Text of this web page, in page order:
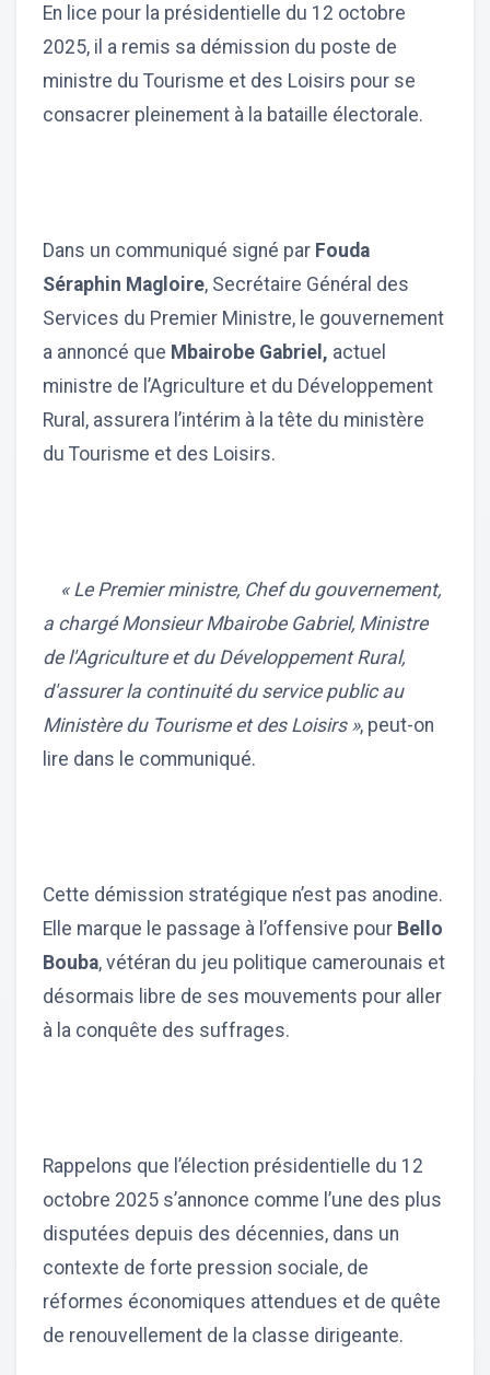
En lice pour la présidentielle du 12 octobre
2025, il a remis sa démission du poste de
ministre du Tourisme et des Loisirs pour se
consacrer pleinement à la bataille électorale.
Dans un communiqué signé par Fouda
Séraphin Magloire, Secrétaire Général des
Services du Premier Ministre, le gouvernement
a annoncé que Mbairobe Gabriel, actuel
ministre de l’Agriculture et du Développement
Rural, assurera l’intérim à la tête du ministère
du Tourisme et des Loisirs.
« Le Premier ministre, Chef du gouvernement,
a chargé Monsieur Mbairobe Gabriel, Ministre
de l'Agriculture et du Développement Rural,
d'assurer la continuité du service public au
Ministère du Tourisme et des Loisirs », peut-on
lire dans le communiqué.
Cette démission stratégique n’est pas anodine.
Elle marque le passage à l’offensive pour Bello
Bouba, vétéran du jeu politique camerounais et
désormais libre de ses mouvements pour aller
à la conquête des suffrages.
Rappelons que l’élection présidentielle du 12
octobre 2025 s’annonce comme l’une des plus
disputées depuis des décennies, dans un
contexte de forte pression sociale, de
réformes économiques attendues et de quête
de renouvellement de la classe dirigeante.